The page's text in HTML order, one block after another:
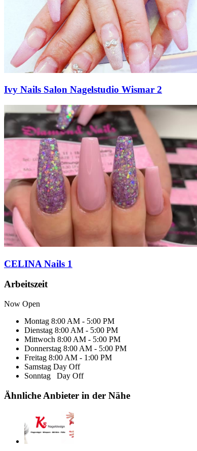
Ivy Nails Salon Nagelstudio Wismar 2
CELINA Nails 1
Arbeitszeit
Now Open
Montag 8:00 AM - 5:00 PM
Dienstag 8:00 AM - 5:00 PM
Mittwoch 8:00 AM - 5:00 PM
Donnerstag 8:00 AM - 5:00 PM
Freitag 8:00 AM - 1:00 PM
Samstag Day Off
Sonntag Day Off
Ähnliche Anbieter in der Nähe